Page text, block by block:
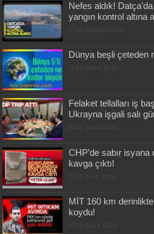
Nefes aldık!
yangın kontrol altına
Dünya beşli çeteden
Felaket tellalları iş
Ukrayna işgali salı
CHP’de sabır
kavga çıktı!
MİT 160 km
koydu!